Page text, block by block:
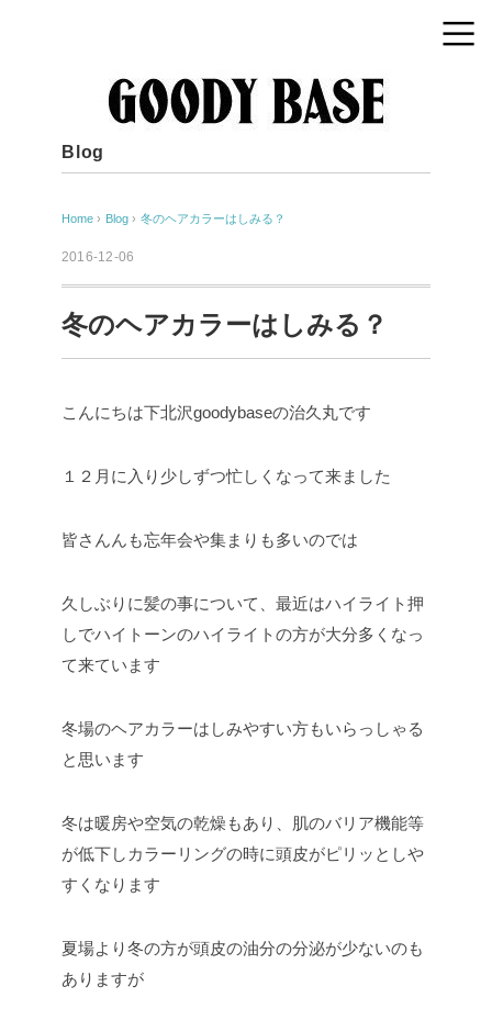
Blog
Home › Blog › 冬のヘアカラーはしみる？
2016-12-06
冬のヘアカラーはしみる？
こんにちは下北沢goodybaseの治久丸です
１２月に入り少しずつ忙しくなって来ました
皆さんんも忘年会や集まりも多いのでは
久しぶりに髪の事について、最近はハイライト押
しでハイトーンのハイライトの方が大分多くなっ
て来ています
冬場のヘアカラーはしみやすい方もいらっしゃる
と思います
冬は暖房や空気の乾燥もあり、肌のバリア機能等
が低下しカラーリングの時に頭皮がピリッとしや
すくなります
夏場より冬の方が頭皮の油分の分泌が少ないのも
ありますが